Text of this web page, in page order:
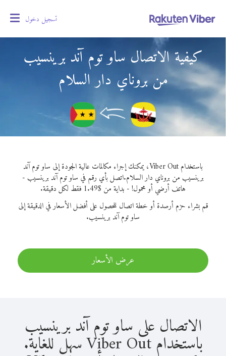
تسجيل دخول
كيفية الاتصال ساو توم آند برينسيب
من بروناي دار السلام
باستخدام Viber Out، يمكنك إجراء مكالمات عالية الجودة إلى ساو توم آند
برينسيب من بروناي دار السلام.اتصل بأي رقم في ساو توم آند برينسيب -
هاتف أرضي أو محمول! - بداية من $1.49 فقط لكل دقيقة.
قم بشراء حزم أرصدة أو خطة اتصال للحصول على أفضل الأسعار في الدقيقة إلى
ساو توم آند برينسيب.
عرض الأسعار
الاتصال على ساو توم آند برينسيب
باستخدام Viber Out سهل للغاية.